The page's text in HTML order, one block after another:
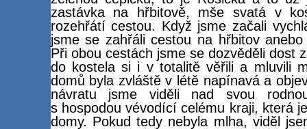
zastávka na hřbitově, mše svatá v
rozehřátí cestou. Když jsme začali
jsme se zahřáli cestou na hřbitov
Při obou cestách jsme se dozvěděli dost
do kostela si i v totalitě věřili a mluvili
domů byla zvláště v létě napínavá a
návratu jsme viděli nad svou
s hospodou vévodící celému kraji, která
domy. Pokud tedy nebyla mlha, viděl